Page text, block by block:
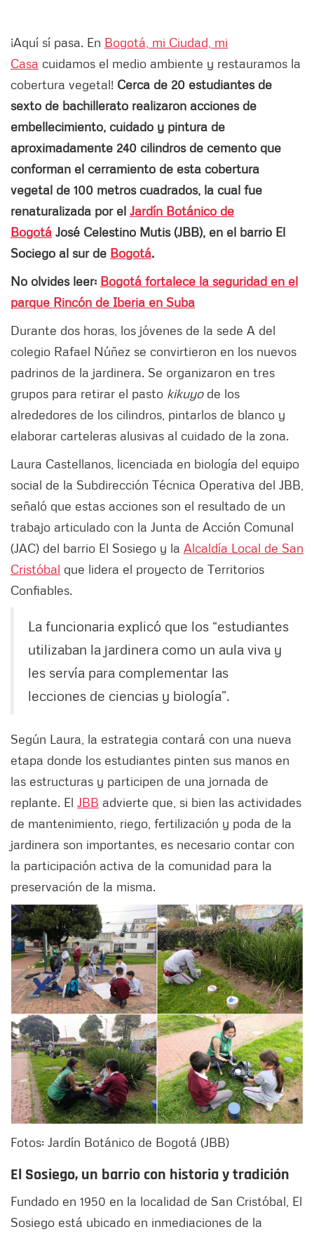
¡Aquí sí pasa. En Bogotá, mi Ciudad, mi
Casa cuidamos el medio ambiente y restauramos la
cobertura vegetal! Cerca de 20 estudiantes de
sexto de bachillerato realizaron acciones de
embellecimiento, cuidado y pintura de
aproximadamente 240 cilindros de cemento que
conforman el cerramiento de esta cobertura
vegetal de 100 metros cuadrados, la cual fue
renaturalizada por el Jardín Botánico de
Bogotá José Celestino Mutis (JBB), en el barrio El
Sociego al sur de Bogotá.
No olvides leer: Bogotá fortalece la seguridad en el
parque Rincón de Iberia en Suba
Durante dos horas, los jóvenes de la sede A del
colegio Rafael Núñez se convirtieron en los nuevos
padrinos de la jardinera. Se organizaron en tres
grupos para retirar el pasto kikuyode los
alrededores de los cilindros, pintarlos de blanco y
elaborar carteleras alusivas al cuidado de la zona.
Laura Castellanos, licenciada en biología del equipo
social de la Subdirección Técnica Operativa del JBB,
señaló que estas acciones son el resultado de un
trabajo articulado con la Junta de Acción Comunal
(JAC) del barrio El Sosiego y la Alcaldía Local de San
Cristóbal que lidera el proyecto de Territorios
Confiables.
La funcionaria explicó que los “estudiantes
utilizaban la jardinera como un aula viva y
les servía para complementar las
lecciones de ciencias y biología”.
Según Laura, la estrategia contará con una nueva
etapa donde los estudiantes pinten sus manos en
las estructuras y participen de una jornada de
replante. El JBB advierte que, si bien las actividades
de mantenimiento, riego, fertilización y poda de la
jardinera son importantes, es necesario contar con
la participación activa de la comunidad para la
preservación de la misma.
Fotos: Jardín Botánico de Bogotá (JBB)
El Sosiego, un barrio con historia y tradición
Fundado en 1950 en la localidad de San Cristóbal, El
Sosiego está ubicado en inmediaciones de la